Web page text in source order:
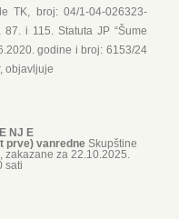
TK, broj: 04/1-04-026323-
i 115. Statuta JP “Šume
godine i broj: 6153/24
objavljuje
NJ E
prve) vanredne Skupštine
zakazane za 22.10.2025.
sati